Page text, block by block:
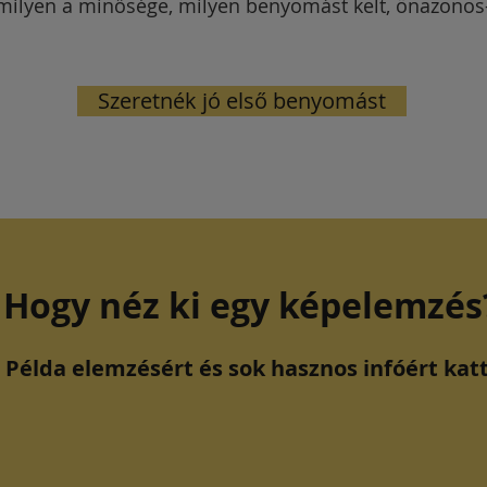
a minősége, milyen benyomást kelt,
Szeretnék jó első benyomást
Hogy néz ki egy
Példa elemzésért és sok hasznos infóért